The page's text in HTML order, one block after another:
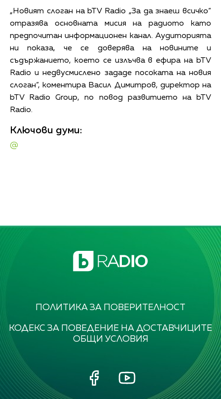
„Новият слоган на bTV Radio „За да знаеш всичко“
отразява основната мисия на радиото като
предпочитан информационен канал. Аудиторията
ни показа, че се доверява на новините и
съдържанието, което се излъчва в ефира на bTV
Radio и недвусмислено зададе посоката на новия
слоган“, коментира Васил Димитров, директор на
bTV Radio Group, по повод развитието на bTV
Radio.
Ключови думи:
@
ПОЛИТИКА ЗА ПОВЕРИТЕЛНОСТ
КОДЕКС ЗА ПОВЕДЕНИЕ НА ДОСТАВЧИЦИТЕ
ОБЩИ УСЛОВИЯ